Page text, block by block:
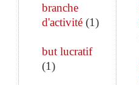
branche
d'activité (1)
but lucratif
(1)